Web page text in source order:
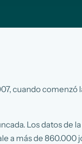
cuando comenzó
Los datos de
a más de 860.000